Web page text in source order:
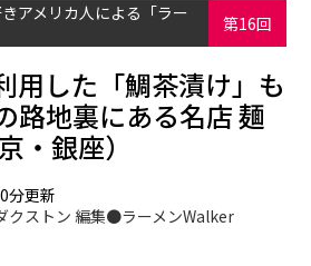
アメリカ人による「ラー
第16回
用した「鯛茶漬け」も
路地裏にある名店 麺
・銀座）
分更新
クストン 編集●ラーメンWalker